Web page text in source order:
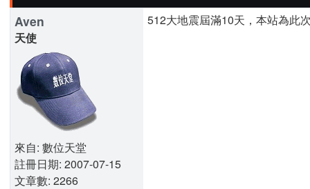
Aven
天使
來自: 數位天堂
註冊日期: 2007-07-15
文章數: 2266
512大地震屆滿10天，本站為此